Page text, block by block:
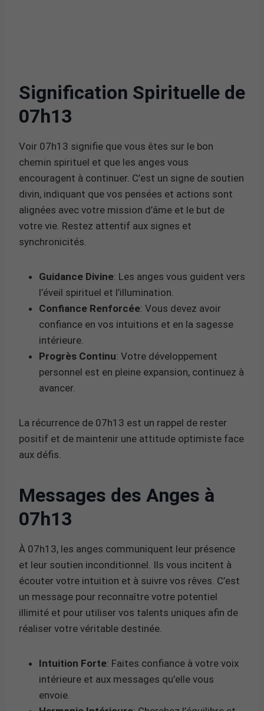
Signification Spirituelle de
07h13
Voir 07h13 signifie que vous êtes sur le bon
chemin spirituel et que les anges vous
encouragent à continuer. C’est un signe de soutien
divin, indiquant que vos pensées et actions sont
alignées avec votre mission d’âme et le but de
votre vie. Restez attentif aux signes et
synchronicités.
Guidance Divine: Les anges vous guident vers
l’éveil spirituel et l’illumination.
Confiance Renforcée: Vous devez avoir
confiance en vos intuitions et en la sagesse
intérieure.
Progrès Continu: Votre développement
personnel est en pleine expansion, continuez à
avancer.
La récurrence de 07h13 est un rappel de rester
positif et de maintenir une attitude optimiste face
aux défis.
Messages des Anges à
07h13
À 07h13, les anges communiquent leur présence
et leur soutien inconditionnel. Ils vous incitent à
écouter votre intuition et à suivre vos rêves. C’est
un message pour reconnaître votre potentiel
illimité et pour utiliser vos talents uniques afin de
réaliser votre véritable destinée.
Intuition Forte: Faites confiance à votre voix
intérieure et aux messages qu’elle vous
envoie.